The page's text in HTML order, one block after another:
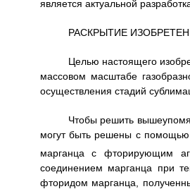
является актуальной
РАСКРЫТИЕ
Целью настоящего
массовом масштабе
осуществления стадий
Чтобы решить
могут быть решены с
марганца с фторирующим
соединением марганца при
фторидом марганца,